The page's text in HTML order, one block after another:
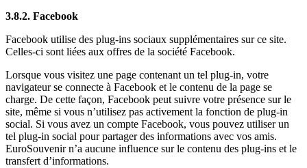
3.8.2. Facebook
Facebook utilise des plug-ins sociaux supplémentaires sur ce site.
Celles-ci sont liées aux offres de la société Facebook.
Lorsque vous visitez une page contenant un tel plug-in, votre
navigateur se connecte à Facebook et le contenu de la page se
charge. De cette façon, Facebook peut suivre votre présence sur le
site, même si vous n’utilisez pas activement la fonction de plug-in
social. Si vous avez un compte Facebook, vous pouvez utiliser un
tel plug-in social pour partager des informations avec vos amis.
EuroSouvenir n’a aucune influence sur le contenu des plug-ins et le
transfert d’informations.